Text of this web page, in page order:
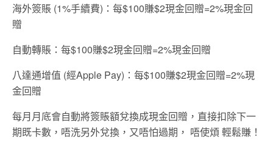
海外簽賬 (1%手續費)：每$100賺$2現金回贈=2%現金回
贈
自動轉賬：每$100賺$2現金回贈=2%現金回贈
八達通增值 (經Apple Pay)：每$100賺$2現金回贈=2%現
金回贈
每月月底會自動將簽賬額兌換成現金回贈，直接扣除下一
期既卡數，唔洗另外兌換，又唔怕過期， 唔使煩 輕鬆賺！